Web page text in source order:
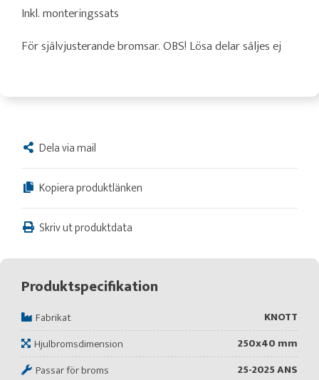
Inkl. monteringssats
För självjusterande bromsar. OBS! Lösa delar säljes ej
Dela via mail
Kopiera produktlänken
Skriv ut produktdata
Produktspecifikation
Fabrikat
KNOTT
Hjulbromsdimension
250x40 mm
Passar för broms
25-2025 ANS